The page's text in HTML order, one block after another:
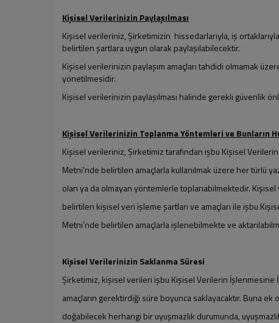
Kişisel Verilerinizin Paylaşılması
Kişisel verileriniz, Şirketimizin hissedarlarıyla, iş
belirtilen şartlara uygun olarak paylaşılabilecektir.
Kişisel verilerinizin paylaşım amaçları tahdidi olmamak
yönetilmesidir.
Kişisel verilerinizin paylaşılması halinde gerekli güvenlik
Kişisel Verilerinizin Toplanma Yöntemleri ve Bunların
Kişisel verileriniz, Şirketimiz tarafından işbu Kişisel
Metni’nde belirtilen amaçlarla kullanılmak üzere her türlü
olan ya da olmayan yöntemlerle toplanabilmektedir.
belirtilen kişisel veri işleme şartları ve amaçları ile işbu
Metni’nde belirtilen amaçlarla işlenebilmekte ve
Kişisel Verilerinizin Saklanma Süresi
Şirketimiz, kişisel verileri işbu Kişisel Verilerin İşlenmesine
amaçların gerektirdiği süre boyunca saklayacaktır. Buna
doğabilecek herhangi bir uyuşmazlık durumunda,